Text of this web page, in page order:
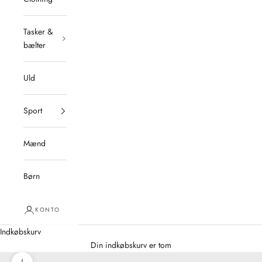
Tasker &
bælter
Uld
Sport
Mænd
Børn
KONTO
Indkøbskurv
Din indkøbskurv er tom